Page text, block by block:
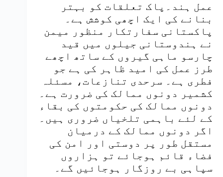
عمل ہند۔پاک تعلقات کو بہتر
بنانے کی ایک اچھی کوشش ہے۔
پاکستانی سفارتکار منظور میمن
نے ہندوستانی جیلوں میں قید
چارسو ماہی گیروں کے ساتھ اچھے
طرز عمل کی امید ظاہر کی ہے جو
فطری ہے۔ سرحدی تنازعات، مسئلہ
کشمیر دونوں ممالک کی ضرورت ہے۔
دونوں ممالک کی حکومتوں کی بقاء
کے لئے باہمی تلخیاں ضروری ہیں۔
اگر دونوں ممالک کے درمیان
مستقل طور پر دوستی اور امن کی
فضاء قائم ہوجائے تو ہزاروں
سپاہی بے روزگار ہوجائیں گے۔